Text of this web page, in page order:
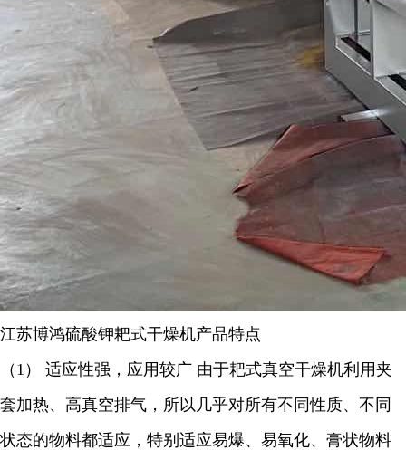
江苏博鸿硫酸钾耙式干燥机产品特点
（ 1 ） 适应性强，应用较广 由于耙式真空干燥机利用夹
套加热、高真空排气，所以几乎对所有不同性质、不同
状态的物料都适应，特别适应易爆、易氧化、膏状物料